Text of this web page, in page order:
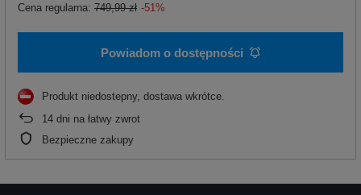
Cena regularna: 749,99 zł -51%
Powiadom o dostępności
Produkt niedostepny, dostawa wkrótce
14 dni na łatwy zwrot
Bezpieczne zakupy